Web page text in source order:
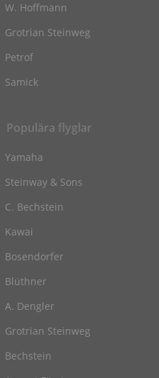
W. Hoffmann
Grotrian Steinweg
Petrof
Samick
Populära flyglar
Yamaha
Steinway & Sons
C. Bechstein
Kawai
Bosendorfer
Blüthner
A. Dengler
Grotrian Steinweg
Bechstein